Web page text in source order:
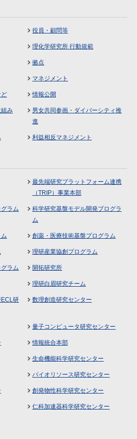
役員・顧問等
理化学研究所 行動規範
拠点
マネジメント
情報公開
み
男女共同参画・ダイバーシティ推
進
利益相反マネジメント
最先端研究プラットフォーム連携
（TRIP）事業本部
ラム
科学研究基盤モデル開発プログラ
ム
創薬・医療技術基盤プログラム
理研産業協創プログラム
ラム 開拓研究所
理研白眉研究チーム
研
数理創造研究センター
量子コンピュータ研究センター
情報統合本部
生命機能科学研究センター
バイオリソース研究センター
創発物性科学研究センター
仁科加速器科学研究センター